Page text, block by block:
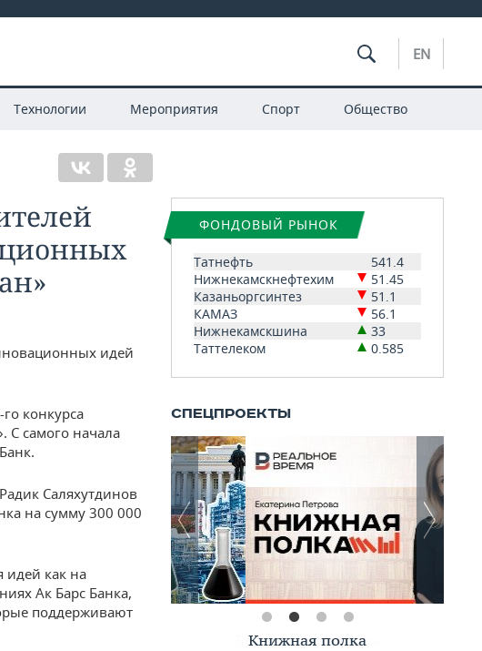
EN
Технологии Мероприятия Спорт Общество
идей
конкурса
С самого начала
Саляхутдинов
на сумму 300 000
идей как на
Ак Барс Банка,
поддерживают
ФОНДОВЫЙ РЫНОК
Татнефть
541.4
Нижнекамскнефтехим
51.45
Казаньоргсинтез
51.1
КАМАЗ
56.1
Нижнекамскшина
33
Таттелеком
0.585
Книжная полка